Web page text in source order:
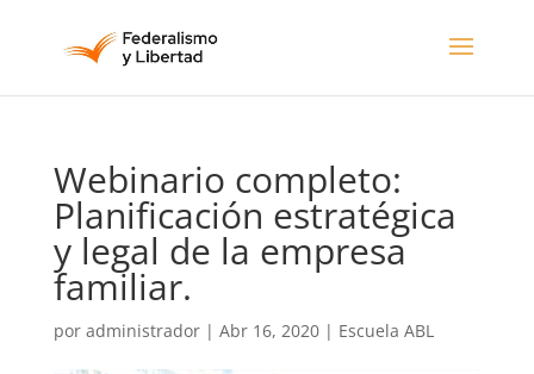
Webinario completo:
Planificación estratégica
y legal de la empresa
familiar.
por administrador| Abr 16, 2020| Escuela ABL